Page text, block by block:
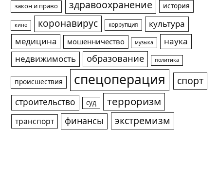
закон и право здравоохранение история
кино коронавирус коррупция
культура
медицина
мошенничество музыка
наука
недвижимость
образование политика
происшествия спецоперация спорт
строительство суд терроризм
транспорт финансы экстремизм